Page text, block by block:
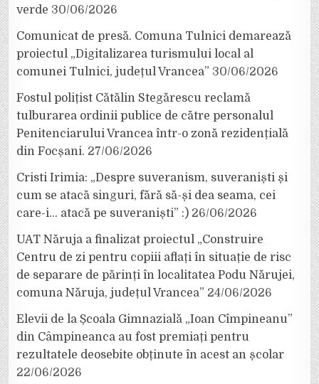
verde 30/06/2026
Comunicat de presă. Comuna Tulnici demarează
proiectul „Digitalizarea turismului local al
comunei Tulnici, județul Vrancea” 30/06/2026
Fostul polițist Cătălin Stegărescu reclamă
tulburarea ordinii publice de către personalul
Penitenciarului Vrancea într-o zonă rezidențială
din Focșani. 27/06/2026
Cristi Irimia: „Despre suveranism, suveraniști și
cum se atacă singuri, fără să-și dea seama, cei
care-i… atacă pe suveraniști” :) 26/06/2026
UAT Năruja a finalizat proiectul „Construire
Centru de zi pentru copiii aflați în situație de risc
de separare de părinți în localitatea Podu Nărujei,
comuna Năruja, județul Vrancea” 24/06/2026
Elevii de la Școala Gimnazială „Ioan Cîmpineanu”
din Câmpineanca au fost premiați pentru
rezultatele deosebite obținute în acest an școlar
22/06/2026